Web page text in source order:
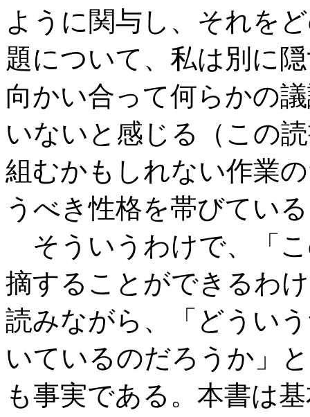
ように関与し、それを
題について、私は別に
向かい合って何らかの
いないと感じる（この
組むかもしれない作業
うべき性格を帯びてい
そういうわけで、「
摘することができるわ
読みながら、「どうい
いているのだろうか」
も事実である。本書は